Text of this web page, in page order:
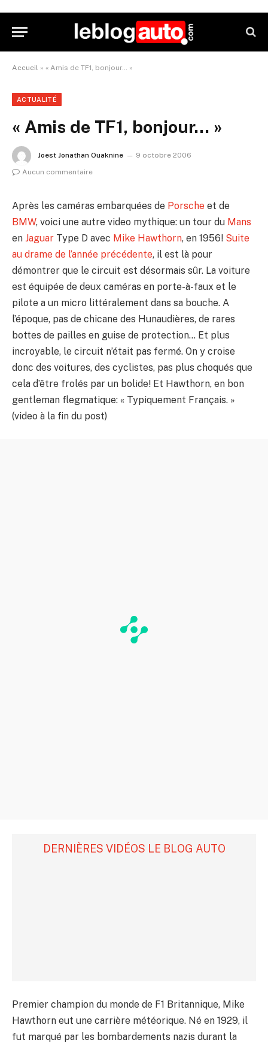
Accueil » « Amis de TF1, bonjour… »
ACTUALITÉ
« Amis de TF1, bonjour… »
Joest Jonathan Ouaknine
9 octobre 2006
Aucun commentaire
Après les caméras embarquées de Porsche et de
BMW, voici une autre video mythique: un tour du Mans
en Jaguar Type D avec Mike Hawthorn, en 1956! Suite
au drame de l’année précédente, il est là pour
démontrer que le circuit est désormais sûr. La voiture
est équipée de deux caméras en porte-à-faux et le
pilote a un micro littéralement dans sa bouche. A
l’époque, pas de chicane des Hunaudières, de rares
bottes de pailles en guise de protection… Et plus
incroyable, le circuit n’était pas fermé. On y croise
donc des voitures, des cyclistes, pas plus choqués que
cela d’être frolés par un bolide! Et Hawthorn, en bon
gentleman flegmatique: « Typiquement Français. »
(video à la fin du post)
DERNIÈRES VIDÉOS LE BLOG AUTO
Premier champion du monde de F1 Britannique, Mike
Hawthorn eut une carrière météorique. Né en 1929, il
fut marqué par les bombardements nazis durant la